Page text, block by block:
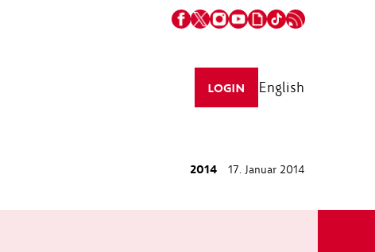
LOGIN English
2014 17. Januar 2014